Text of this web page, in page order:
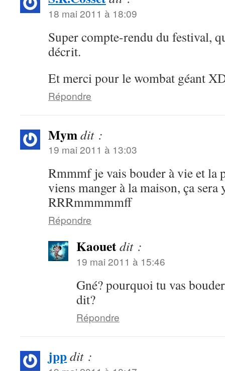
18 mai 2011 à 18:09
Super compte-rendu du festival,
décrit.
Et merci pour le wombat géant
Répondre
Mymdit :
19 mai 2011 à 13:03
Rmmmf je vais bouder à vie et la
viens manger à la maison, ça
RRRmmmmmff
Répondre
Kaouetdit :
19 mai 2011 à 15:46
Gné? pourquoi tu vas
dit?
Répondre
jppdit :